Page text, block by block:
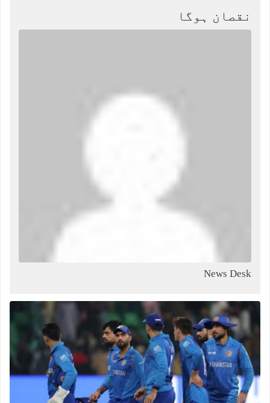
نقصان ہوگا
News Desk